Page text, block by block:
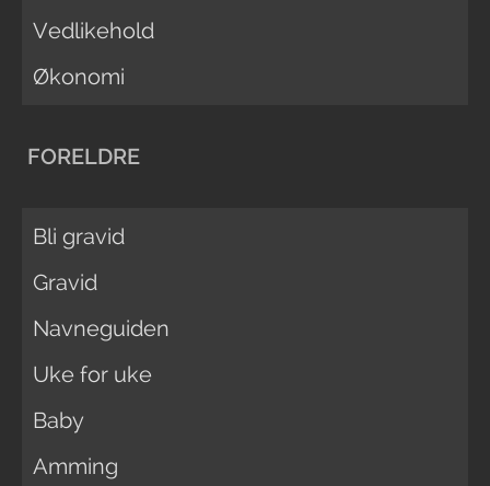
Vedlikehold
Økonomi
FORELDRE
Bli gravid
Gravid
Navneguiden
Uke for uke
Baby
Amming